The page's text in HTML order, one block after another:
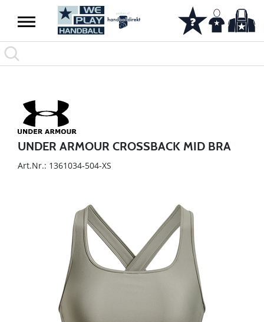
UNDER ARMOUR CROSSBACK MID BRA
Art.Nr.: 1361034-504-XS